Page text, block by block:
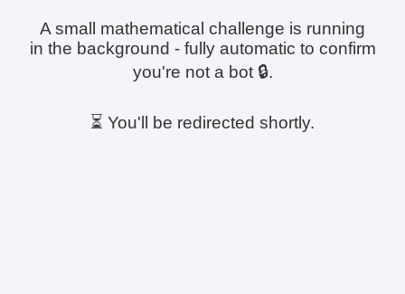
A small mathematical challenge is running
in the background - fully automatic to confirm
you're not a bot 🔒.
⏳ You'll be redirected shortly.